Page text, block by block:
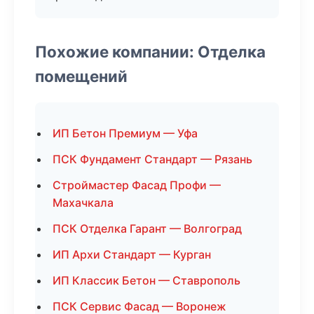
Похожие компании: Отделка
помещений
ИП Бетон Премиум — Уфа
ПСК Фундамент Стандарт — Рязань
Строймастер Фасад Профи —
Махачкала
ПСК Отделка Гарант — Волгоград
ИП Архи Стандарт — Курган
ИП Классик Бетон — Ставрополь
ПСК Сервис Фасад — Воронеж